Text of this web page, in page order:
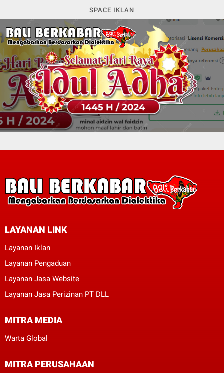
SPACE IKLAN
LAYANAN LINK
Layanan Iklan
Layanan Pengaduan
Layanan Jasa Website
Layanan Jasa Perizinan PT DLL
MITRA MEDIA
Warta Global
MITRA PERUSAHAAN